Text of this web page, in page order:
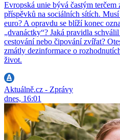
Evropská unie bývá častým
příspěvků na sociálních sítích.
euro? A opravdu se blíží konec
„dvanáctky“? Jaká pravidla
cestování nebo čipování zvířat?
zmátly dezinformace o
život.
Aktuálně.cz - Zprávy
dnes, 16:01